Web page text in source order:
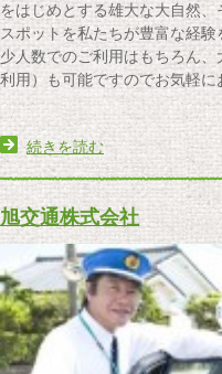
をはじめとする雄大な大自然
スポットを私たちが豊富な経
少人数でのご利用はもちろん
利用）も可能ですのでお気軽に
続きを読む
旭交通株式会社